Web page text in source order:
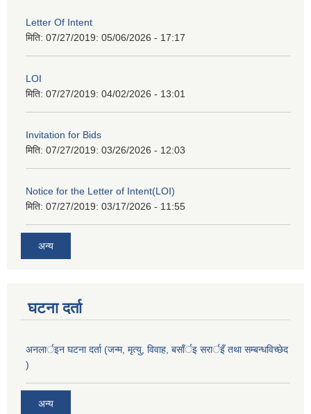
Letter Of Intent
मिति: 07/27/2019: 05/06/2026 - 17:17
LOI
मिति: 07/27/2019: 04/02/2026 - 13:01
Invitation for Bids
मिति: 07/27/2019: 03/26/2026 - 12:03
Notice for the Letter of Intent(LOI)
मिति: 07/27/2019: 03/17/2026 - 11:55
अन्य
घटना दर्ता
अनलार्इन घटना दर्ता (जन्म, मृत्यु, विवाह, बसाँर्इ सरार्इँ तथा सम्बन्धविच्छेद
)
अन्य